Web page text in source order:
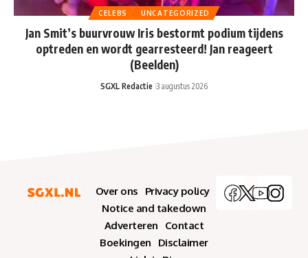
CELEBS UNCATEGORIZED
Jan Smit’s buurvrouw Iris bestormt podium tijdens
optreden en wordt gearresteerd! Jan reageert
(Beelden)
SGXL Redactie 3 augustus 2026
Over ons
Privacy policy
Notice and takedown
Adverteren
Contact
Boekingen
Disclaimer